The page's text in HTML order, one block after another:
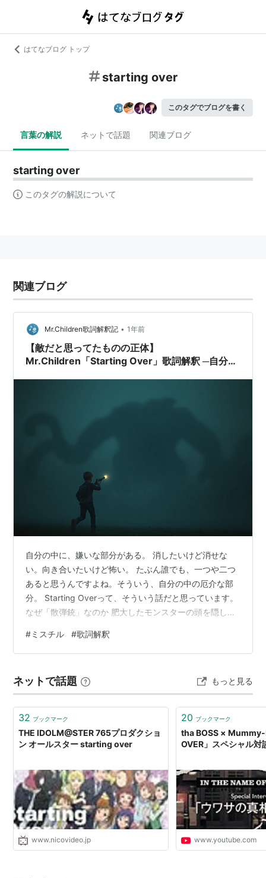
はてなブログ トップ
starting over
このタグでブログを書く
言葉の解説 ネットで話題 関連ブログ
starting over
このタグの解説について
関連ブログ
Mr.Children歌詞解釈記 • 1年前
【敵だと思ってたものの正体】
Mr.Children「Starting Over」歌詞解釈 ─自分の
自分の中に、嫌いな部分がある。 消したいけど消せな
い。向き合いたいけど怖い。 たぶん誰でも、一つや二つ
あると思うんですよね。そういう、自分の中の厄介な部
分。 Starting Overって、そういう話だと思っています。
なぜ「散弾銃」なのか 肥大したモンスターの頭を隠し持
か、最初はずっと引っかかっていました。 たぶん、自分
の中の敵は輪郭がはっきりしないからだと思います。 な
す」とピンポイントで狙えない。 だから、広い範囲ごと
撃つしかない。自己嫌悪って、だいたいそういうもので
すよね。 そして「…
#ミスチル #歌詞解釈
ネットで話題 もっと見る
32 ブックマーク
THE IDOLM@STER 765プロダクショ
ン オールスター starting over
www.nicovideo.jp
20 ブックマーク
tha BOSS × Mummy-
OVER」スペシャル対
www.youtube.com